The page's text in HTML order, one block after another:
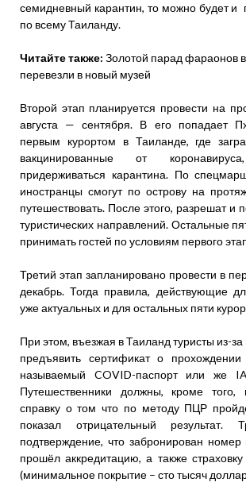
семидневный карантин, то можно будет и
по всему Таиланду.
Читайте также: Золотой парад фараонов
перевезли в новый музей
Второй этап планируется провести на
августа — сентября. В его попадает
первым курортом в Таиланде, где
вакцинированные от
придерживаться карантина. По
иностранцы смогут по острову на
путешествовать. После этого, разрешат и
туристических направлений. Остальные
принимать гостей по условиям первого
Третий этап запланировано провести в
декабрь. Тогда правила, действующие
уже актуальных и для остальных пяти
При этом, въезжая в Таиланд туристы из-
предъявить сертификат о прохождении
называемый COVID-паспорт или же
Путешественники должны, кроме
справку о том что по методу ПЦР
показал отрицательный результат.
подтверждение, что забронирован номер
прошёл аккредитацию, а также страховку
(минимальное покрытие – сто тысяч